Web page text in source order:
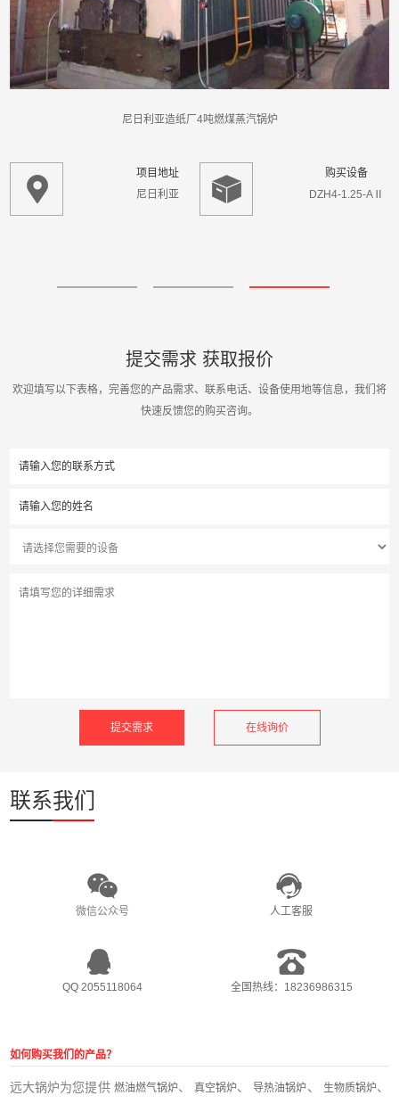
尼日利亚造纸厂4吨燃煤蒸汽锅炉
项目地址
尼日利亚
购买设备
DZH4-1.25-AⅡ
造纸行业
蒸汽
提交需求 获取报价
欢迎填写以下表格，完善您的产品需求、联系电话、设备使用地等信息，我们将
快速反馈您的购买咨询。
在线询价
联系我们
微信公众号 人工客服
QQ 2055118064 全国热线：18236986315
如何购买我们的产品？
远大锅炉为您提供 燃油燃气锅炉、 真空锅炉、导热油锅炉 、 生物质锅炉、